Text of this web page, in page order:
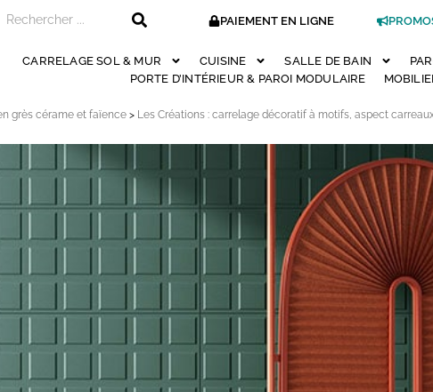
PAIEMENT EN LIGNE
CARRELAGE SOL & MUR CUISINE SALLE DE BAIN
PORTE D’INTÉRIEUR & PAROI MODULAIRE
grès cérame et faïence > Les Créations : carrelage décoratif à motifs, aspect